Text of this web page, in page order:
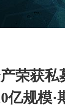
荣获私
亿规模